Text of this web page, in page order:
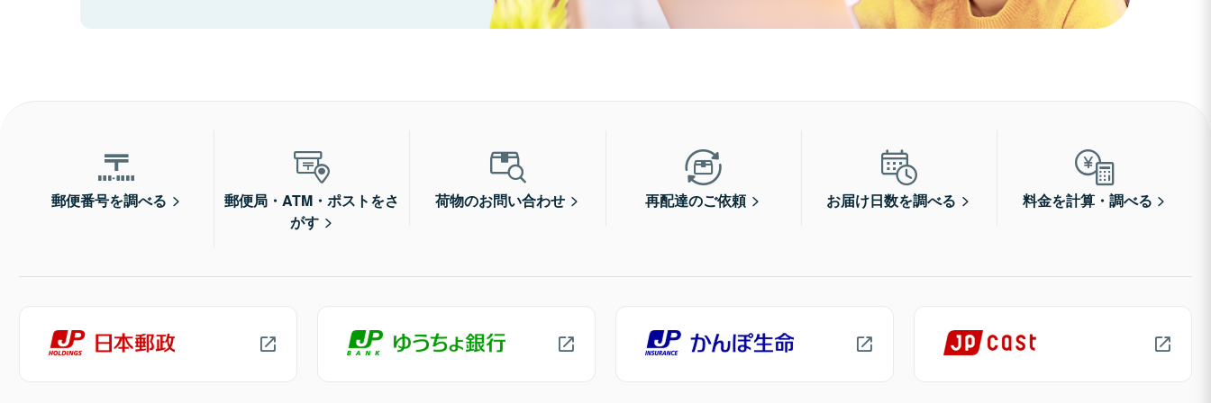
郵便番号を調べる
郵便局・ATM・ポストをさ
がす
荷物のお問い合わせ 再配達のご依頼 お届け日数を調べる 料金を計算・調べる